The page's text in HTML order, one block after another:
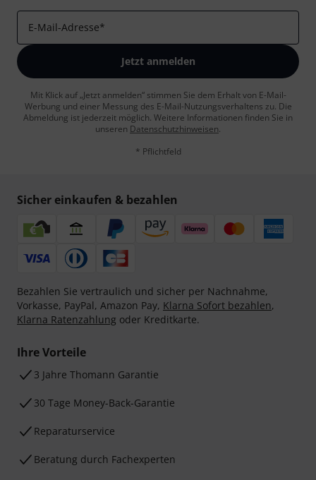
E-Mail-Adresse*
Jetzt anmelden
Mit Klick auf „Jetzt anmelden“ stimmen Sie dem Erhalt von E-Mail-
Werbung und einer Messung des E-Mail-Nutzungsverhaltens zu. Die
Abmeldung ist jederzeit möglich. Weitere Informationen finden Sie in
unseren Datenschutzhinweisen.
* Pflichtfeld
Sicher einkaufen & bezahlen
Bezahlen Sie vertraulich und sicher per Nachnahme,
Vorkasse, PayPal, Amazon Pay, Klarna Sofort bezahlen,
Klarna Ratenzahlung oder Kreditkarte.
Ihre Vorteile
3 Jahre Thomann Garantie
30 Tage Money-Back-Garantie
Reparaturservice
Beratung durch Fachexperten